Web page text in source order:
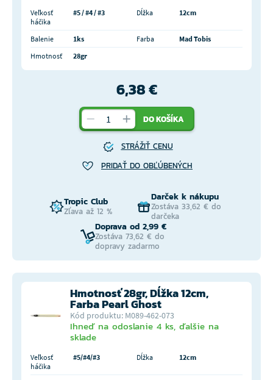
Veľkosť
háčika
#5 / #4 / #3 Dĺžka 12cm
Balenie 1ks Farba
Mad Tobis
Hmotnosť
28gr
6,38 €
DO KOŠÍKA
STRÁŽIŤ CENU
PRIDAŤ DO OBĽÚBENÝCH
Tropic Club
Zľava až 12 %
Darček k nákupu
Zostáva 33,62 € do
darčeka
Doprava od 2,99 €
Zostáva 73,62 € do
dopravy zadarmo
Hmotnosť 28gr, Dĺžka 12cm,
Farba Pearl Ghost
Kód produktu: M089-462-073
Ihneď na odoslanie 4 ks, ďalšie na
sklade
Veľkosť
háčika
#5/#4/#3 Dĺžka 12cm